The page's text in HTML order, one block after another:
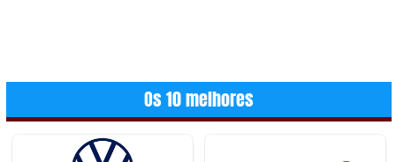
Os 10 melhores